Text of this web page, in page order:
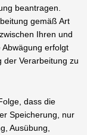
beantragen.
gemäß Art
Ihren und
erfolgt
der Verarbeitung zu
dass die
Speicherung, nur
Ausübung,